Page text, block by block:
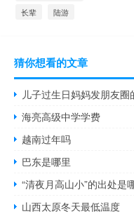
长辈 陆游
猜你想看的文章
儿子过生日妈妈发朋友圈
海亮高级中学学费
越南过年吗
巴东是哪里
“清夜月高山小”的出处是
山西太原冬天最低温度